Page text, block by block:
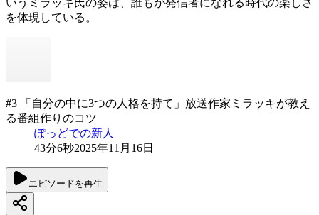
を体現している。
#3 「自分の中に3つの人格を持て」放送作家ミラッキが教え
る番組作りのコツ
ぽっどでの新人
43分6秒2025年11月16日
エピソードを再生